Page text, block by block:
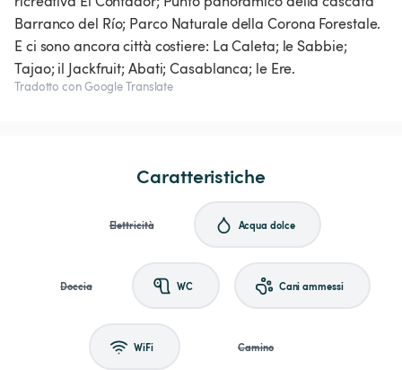
Barranco del Río; Parco Naturale della Corona Forestale.
E ci sono ancora città costiere: La Caleta; le Sabbie;
Tajao; il Jackfruit; Abati; Casablanca; le Ere.
Tradotto con Google Translate
Caratteristiche
Elettricità Acqua dolce
Doccia WC Cani ammessi
WiFi Camino